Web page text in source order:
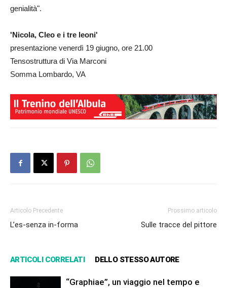
genialità".
'Nicola, Cleo e i tre leoni'
presentazione venerdì 19 giugno, ore 21.00
Tensostruttura di Via Marconi
Somma Lombardo, VA
Articolo Precedente
L’es-senza in-forma
Prossimo articolo
Sulle tracce del pittore
ARTICOLI CORRELATI DELLO STESSO AUTORE
“Graphiae”, un viaggio nel tempo e